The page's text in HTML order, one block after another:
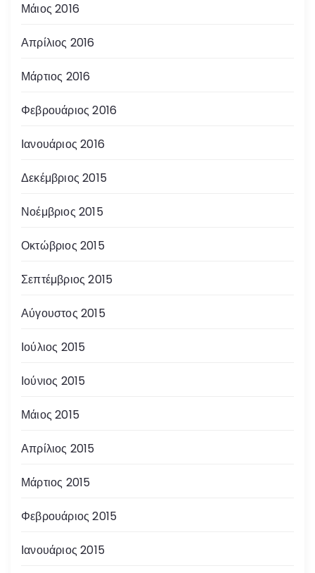
Μάιος 2016
Απρίλιος 2016
Μάρτιος 2016
Φεβρουάριος 2016
Ιανουάριος 2016
Δεκέμβριος 2015
Νοέμβριος 2015
Οκτώβριος 2015
Σεπτέμβριος 2015
Αύγουστος 2015
Ιούλιος 2015
Ιούνιος 2015
Μάιος 2015
Απρίλιος 2015
Μάρτιος 2015
Φεβρουάριος 2015
Ιανουάριος 2015